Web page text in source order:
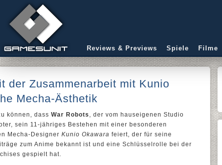
Reviews & Previews Spiele Filme
der Zusammenarbeit mit Kunio
Mecha-Ästhetik
können, dass War Robots , der vom hauseigenen Studio
sein 11-jähriges Bestehen mit einer besonderen
Mecha-Designer Kunio Okawara feiert, der für seine
zum Anime bekannt ist und eine Schlüsselrolle bei der
gespielt hat.